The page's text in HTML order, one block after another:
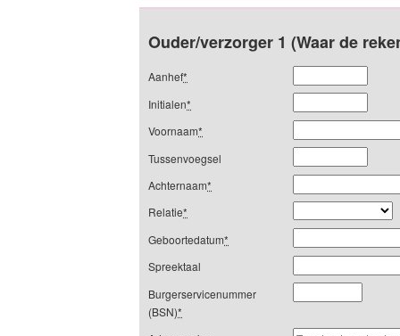
Ouder/verzorger 1 (Waar de
Aanhef*
Initialen*
Voornaam*
Tussenvoegsel
Achternaam*
Relatie*
Geboortedatum*
Spreektaal
Burgerservicenummer
(BSN)*